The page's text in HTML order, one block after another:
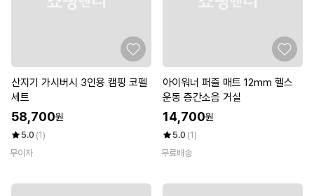
산지기 가시버시 3인용 캠핑 코펠
세트
58,700원
5.0 (1)
무이자
아이워너 퍼즐 매트 12mm 헬스
운동 층간소음 거실
14,700원
5.0 (1)
무료배송